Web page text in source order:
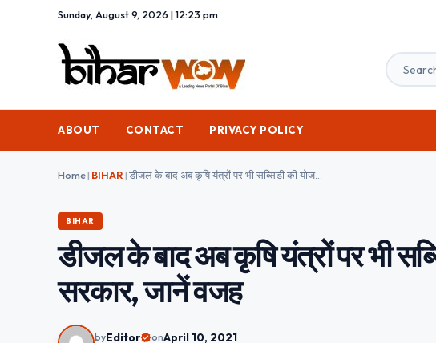
Sunday, August 9, 2026 | 12:23 pm
ABOUT CONTACT PRIVACY POLICY
Home| BIHAR| डीजल के बाद अब कृषि यंत्रों पर भी सब्सिडी की योजना बंद करेगी बिहार सरकार, जानें वजह
BIHAR
डीजल के बाद अब कृषि यंत्रों पर भी
सरकार, जानें वजह
byEditor onApril 10, 2021